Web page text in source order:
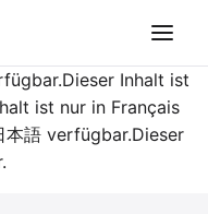
Inhalt ist
ist nur in Français
語 verfügbar.Dieser